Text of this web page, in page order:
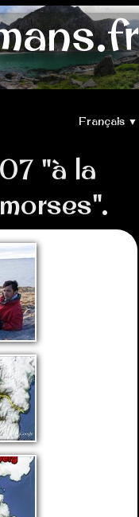
Français ▼
ACCUEIL
Corse 2020
2019
nos enfants
sens de la vie
Spitzberg 2016
2012.
en 40
d'aventures
"à la